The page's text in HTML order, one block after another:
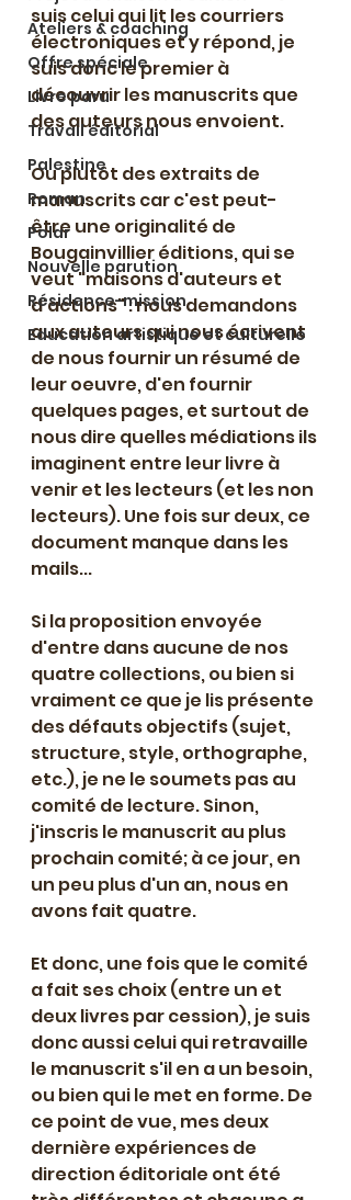
Ateliers & coaching
Offre spéciale
Livre paru
Travail éditorial
Palestine
Roman
Polar
Nouvelle parution
Résidence-mission
Education artistique et culturelle
suis celui qui lit les courriers
électroniques et y répond, je
suis donc le premier à
découvrir les manuscrits que
des auteurs nous envoient.
Ou plutôt des extraits de
manuscrits car c'est peut-
être une originalité de
Bougainvillier éditions, qui se
veut "maisons d'auteurs et
d'actions" : nous demandons
aux auteurs qui nous écrivent
de nous fournir un résumé de
leur oeuvre, d'en fournir
quelques pages, et surtout de
nous dire quelles médiations ils
imaginent entre leur livre à
venir et les lecteurs (et les non
lecteurs). Une fois sur deux, ce
document manque dans les
mails...
Si la proposition envoyée
d'entre dans aucune de nos
quatre collections, ou bien si
vraiment ce que je lis présente
des défauts objectifs (sujet,
structure, style, orthographe,
etc.), je ne le soumets pas au
comité de lecture. Sinon,
j'inscris le manuscrit au plus
prochain comité; à ce jour, en
un peu plus d'un an, nous en
avons fait quatre.
Et donc, une fois que le comité
a fait ses choix (entre un et
deux livres par cession), je suis
donc aussi celui qui retravaille
le manuscrit s'il en a un besoin,
ou bien qui le met en forme. De
ce point de vue, mes deux
dernière expériences de
direction éditoriale ont été